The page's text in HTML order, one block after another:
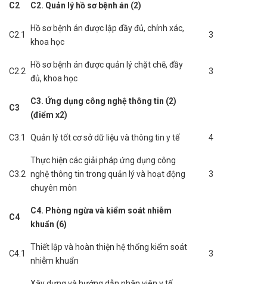
C2 C2. Quản lý hồ sơ bệnh án (2)
C2.1
Hồ sơ bệnh án được lập đầy đủ, chính xác,
khoa học
3
C2.2
Hồ sơ bệnh án được quản lý chặt chẽ, đầy
đủ, khoa học
3
C3
C3. Ứng dụng công nghệ thông tin (2)
(điểm x2)
C3.1 Quản lý tốt cơ sở dữ liệu và thông tin y tế 4
C3.2
Thực hiện các giải pháp ứng dụng công
nghệ thông tin trong quản lý và hoạt động
chuyên môn
3
C4
C4. Phòng ngừa và kiểm soát nhiễm
khuẩn (6)
C4.1
Thiết lập và hoàn thiện hệ thống kiểm soát
nhiễm khuẩn
3